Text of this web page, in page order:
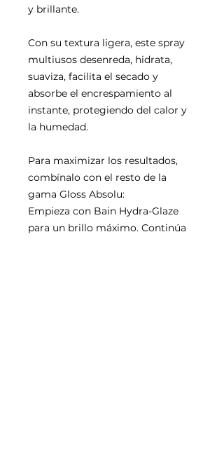
y brillante.
Con su textura ligera, este spray
multiusos desenreda, hidrata,
suaviza, facilita el secado y
absorbe el encrespamiento al
instante, protegiendo del calor y
la humedad.
Para maximizar los resultados,
combínalo con el resto de la
gama Gloss Absolu:
Empieza con Bain Hydra-Glaze
para un brillo máximo. Continúa